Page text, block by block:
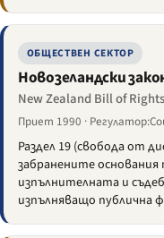
ОБЩЕСТВЕН СЕКТОР
Новозеландски
New Zealand Bill of
Приет 1990 ·
Раздел 19 (свобода от
забранените основания
изпълнителната и
изпълняващо публична